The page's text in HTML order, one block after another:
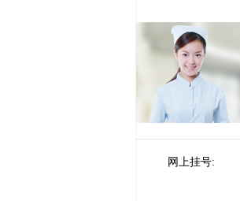
网上挂号: